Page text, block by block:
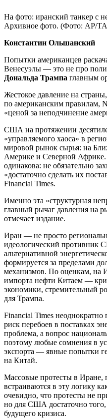
На фото: иранский танкер с
Архивное фото. (Фото: AP/
Константин Ольшанский
Попытки американцев
Венесуэлы — это не про
Дональда Трампа главным
Жестокое давление на
по американским правилам,
«ценой за неподчинение
США на протяжении
«управляемого хаоса» в
мировой рынок сырья: на
Америке и Северной
одинакова: не обязательно
«достаточно сделать их
Financial Times.
Именно эта «структурная
главный рычаг давления на
отмечает издание.
Иран — не просто
идеологический противник
альтернативной
формируется за пределами
механизмов. По оценкам, на
импорта нефти Китаем —
экономики, стремительный
для Трампа.
Financial Times неоднократно
риск перебоев в поставках
проблема, а вопрос
поэтому любые сомнения в
экспорта — явные попытки
на Китай.
Массовые протесты в Иране,
встраиваются в эту логику
очевидно, что протесты не
но для США достаточно того,
будущего кризиса.